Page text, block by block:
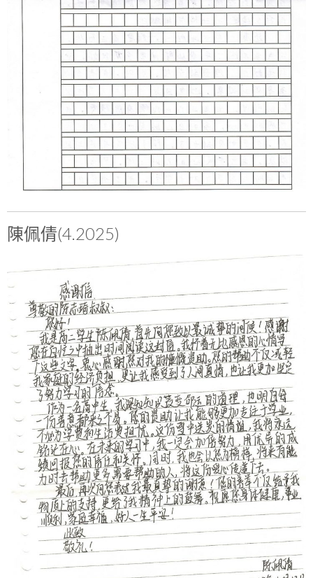
陳佩倩(4.2025)